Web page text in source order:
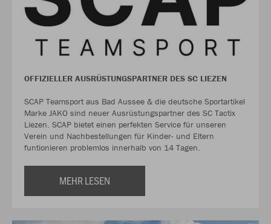
OFFIZIELLER AUSRÜSTUNGSPARTNER DES SC LIEZEN
SCAP Teamsport aus Bad Aussee & die deutsche Sportartikel
Marke JAKO sind neuer Ausrüstungspartner des SC Tactix
Liezen. SCAP bietet einen perfekten Service für unseren
Verein und Nachbestellungen für Kinder- und Eltern
funtionieren problemlos innerhalb von 14 Tagen.
MEHR LESEN